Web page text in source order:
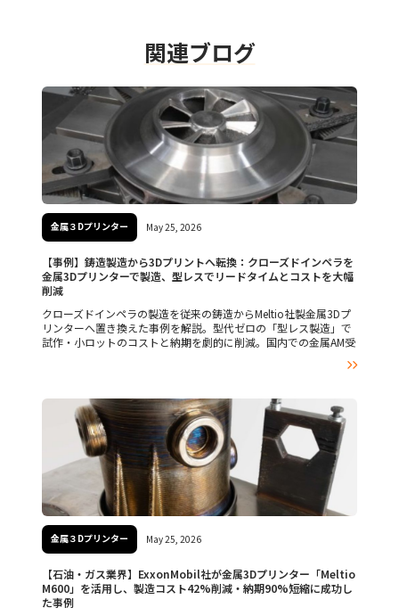
関連ブログ
金属３Dプリンター May 25, 2026
【事例】鋳造製造から3Dプリントへ転換：クローズドインペラを
金属3Dプリンターで製造、型レスでリードタイムとコストを大幅
削減
クローズドインペラの製造を従来の鋳造からMeltio社製金属3Dプ
リンターへ置き換えた事例を解説。型代ゼロの「型レス製造」で
試作・小ロットのコストと納期を劇的に削減。国内での金属AM受

金属３Dプリンター May 25, 2026
【石油・ガス業界】ExxonMobil社が金属3Dプリンター「Meltio
M600」を活用し、製造コスト42%削減・納期90%短縮に成功し
た事例